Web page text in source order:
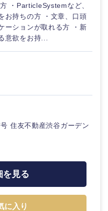
・ParticleSystemなど、
お持ちの方 ・文章、口頭
ーションが取れる方 ・新
意欲をお持...
住友不動産渋谷ガーデン
を見る
に入り